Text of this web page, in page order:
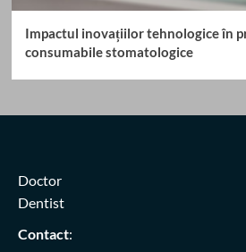
Impactul inovațiilor tehnologice în
consumabile stomatologice
Doctor
Dentist
Contact: